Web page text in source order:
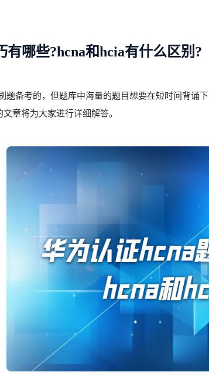
有哪些?hcna和hcia有什么区别?
题备考的，但题库中海量的题目想要在短时间背
章将为大家进行详细解答。